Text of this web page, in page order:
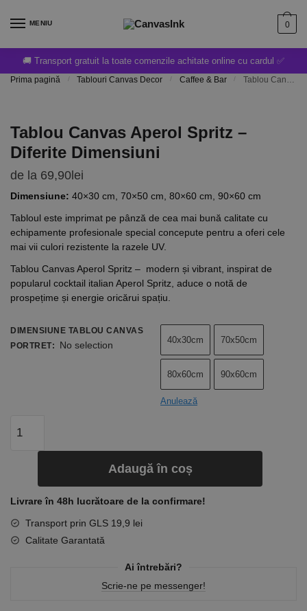
MENIU 0
🚚 Transport gratuit la toate comenzile achitate online cu cardul ✅
Prima pagină / Tablouri Canvas Decor / Caffee & Bar / Tablou Canvas Aperol Spritz – Diferite Dimensiuni
Tablou Canvas Aperol Spritz –
Diferite Dimensiuni
de la 69,90lei
Dimensiune: 40×30 cm, 70×50 cm, 80×60 cm, 90×60 cm
Tabloul este imprimat pe pânză de cea mai bună calitate cu
echipamente profesionale special concepute pentru a oferi cele
mai vii culori rezistente la razele UV.
Tablou Canvas Aperol Spritz – modern și vibrant, inspirat de
popularul cocktail italian Aperol Spritz, aduce o notă de
prospețime și energie oricărui spațiu.
DIMENSIUNE TABLOU CANVAS
PORTRET: No selection 40x30cm 70x50cm
80x60cm 90x60cm
Anulează
Adaugă în coș
Livrare în 48h lucrătoare de la confirmare!
Transport prin GLS 19,9 lei
Calitate Garantată
Ai întrebări?
Scrie-ne pe messenger!